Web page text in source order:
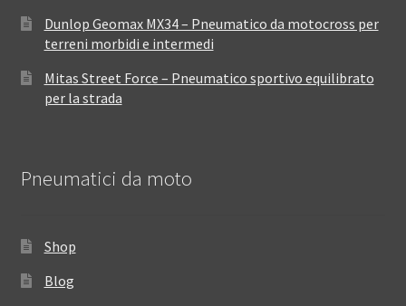
Dunlop Geomax MX34 – Pneumatico da motocross per
terreni morbidi e intermedi
Mitas Street Force – Pneumatico sportivo equilibrato
per la strada
Pneumatici da moto
Shop
Blog